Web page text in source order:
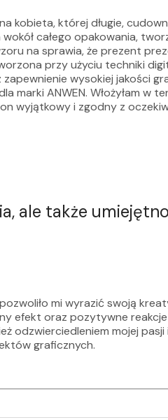
kobieta, której długie,
całego opakowania,
na sprawia, że prezent
przy użyciu techniki
wysokiej jakości
marki ANWEN. Włożyłam w
wyjątkowy i zgodny z
ale także
mi wyrazić swoją
efekt oraz pozytywne reakcje
odzwierciedleniem mojej pasji i
graficznych.